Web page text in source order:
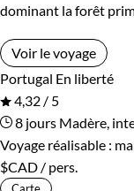
dominant la forêt
Voir le voyage
Portugal En liberté
4,32 / 5
8 jours Madère,
Voyage réalisable :
$CAD / pers.
Carte